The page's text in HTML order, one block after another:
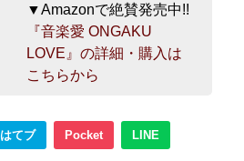
▼Amazonで絶賛発売中!!
『音楽愛 ONGAKU
LOVE』の詳細・購入は
こちらから
はてブ Pocket LINE